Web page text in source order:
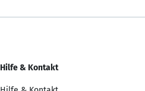
Hilfe & Kontakt